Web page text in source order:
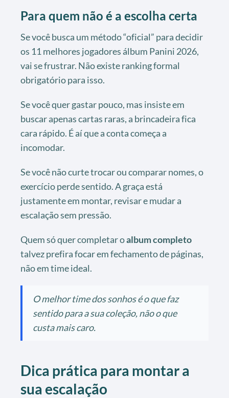
Para quem não é a escolha certa
Se você busca um método “oficial” para decidir
os 11 melhores jogadores álbum Panini 2026,
vai se frustrar. Não existe ranking formal
obrigatório para isso.
Se você quer gastar pouco, mas insiste em
buscar apenas cartas raras, a brincadeira fica
cara rápido. É aí que a conta começa a
incomodar.
Se você não curte trocar ou comparar nomes, o
exercício perde sentido. A graça está
justamente em montar, revisar e mudar a
escalação sem pressão.
Quem só quer completar oalbum completo
talvez prefira focar em fechamento de páginas,
não em time ideal.
O melhor time dos sonhos é o que faz
sentido para a sua coleção, não o que
custa mais caro.
Dica prática para montar a
sua escalação